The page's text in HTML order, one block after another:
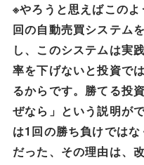
※やろうと思えばこの
回の自動売買システム
し、このシステムは実
率を下げないと投資で
るからです。勝てる投
ぜなら」という説明が
は1回の勝ち負けでは
だった、その理由は、